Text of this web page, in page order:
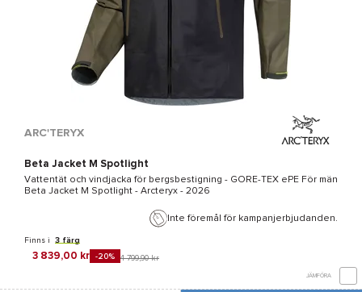
ARC'TERYX
Beta Jacket M Spotlight
Vattentät och vindjacka för bergsbestigning - GORE-TEX ePE För män
Beta Jacket M Spotlight - Arcteryx - 2026
Inte föremål för kampanjerbjudanden.
3 839,00 kr -20% 4 799,90 kr
Finns i 3 färg
JÄMFÖRA